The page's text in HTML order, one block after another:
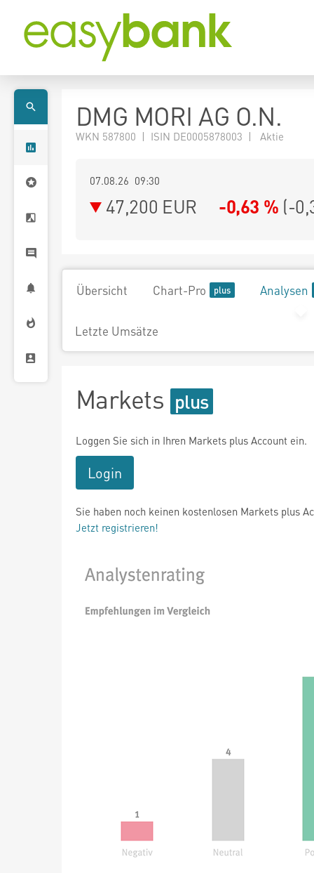
DMG MORI AG O.N.
WKN 587800 | ISIN DE0005878003 | Aktie
07.08.26 09:30
47,200 EUR -0,63 % (-
Übersicht Chart-Pro Analysen
Letzte Umsätze
Markets
Loggen Sie sich in Ihren Markets plus Account ein.
Login
Sie haben noch keinen kostenlosen Markets plus
Jetzt registrieren!